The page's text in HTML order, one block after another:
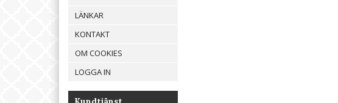
LÄNKAR
KONTAKT
OM COOKIES
LOGGA IN